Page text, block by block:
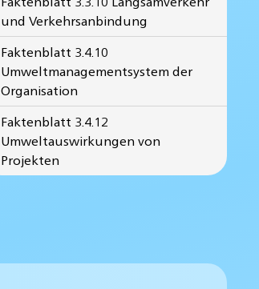
und Verkehrsanbindung
Faktenblatt 3.4.10
Umweltmanagementsystem der
Organisation
Faktenblatt 3.4.12
Umweltauswirkungen von
Projekten